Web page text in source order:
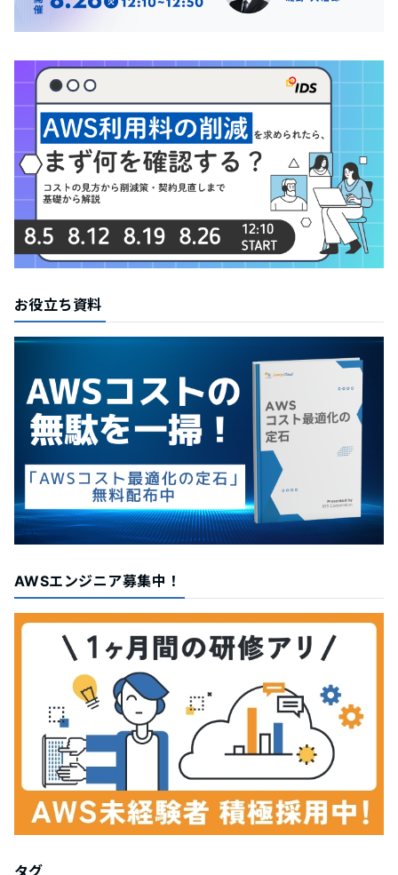
お役立ち資料
AWSエンジニア募集中！
タグ